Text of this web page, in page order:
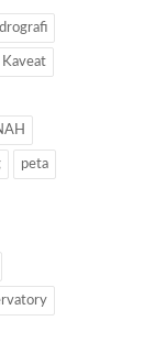
Kaveat
peta